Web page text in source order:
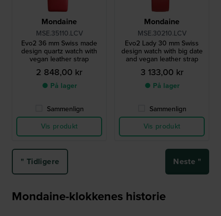
Mondaine
MSE.35110.LCV
Evo2 36 mm Swiss made
design quartz watch with
vegan leather strap
2 848,00 kr
● På lager
Sammenlign
Vis produkt
Mondaine
MSE.30210.LCV
Evo2 Lady 30 mm Swiss
design watch with big date
and vegan leather strap
3 133,00 kr
● På lager
Sammenlign
Vis produkt
" Tidligere Neste "
Mondaine-klokkenes historie